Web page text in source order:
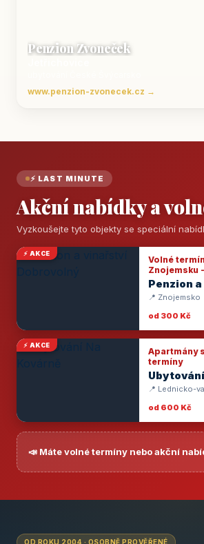
Penzion Zvoneček
www.penzion-zvonecek.cz →
⚡ LAST MINUTE
Akční nabídky a
Vyzkoušejte tyto objekty se speciální
⚡ AKCE
Volné
Znojemsku
Penzion
📍 Znojemsko
od 300 Kč
⚡ AKCE
Apartmány
termíny
📍 Lednicko-
od 600 Kč
📣 Máte volné termíny nebo akční
OD ROKU 2004 · OSOBNĚ PROVĚŘENÉ